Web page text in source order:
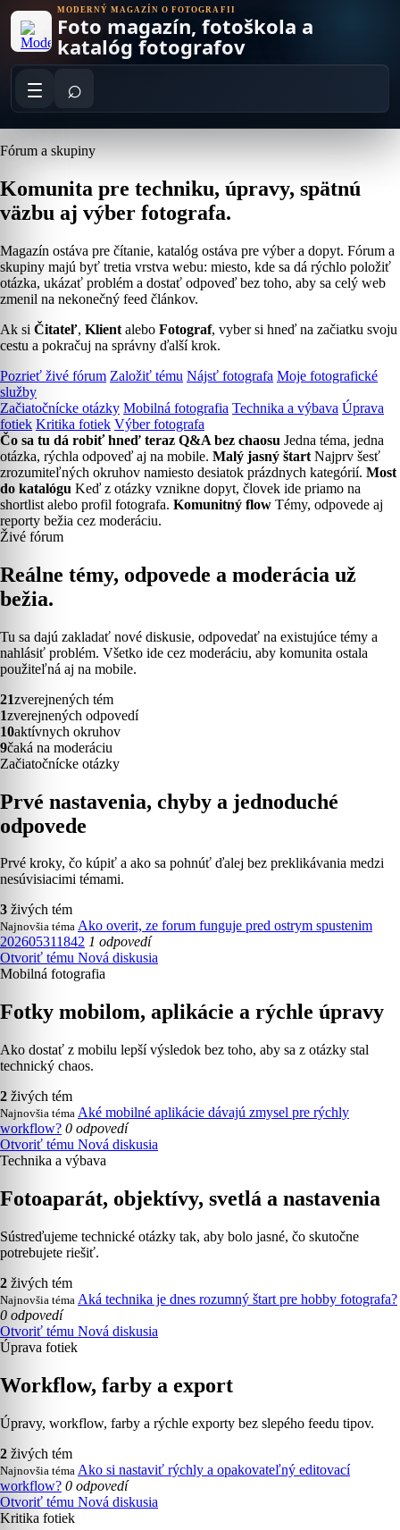
content
MODERNÝ MAGAZÍN O FOTOGRAFII
Foto magazín, fotoškola a
katalóg fotografov
⌕
Fórum a skupiny
Komunita pre techniku, úpravy, spätnú
väzbu aj výber fotografa.
Magazín ostáva pre čítanie, katalóg ostáva pre výber a dopyt. Fórum a
skupiny majú byť tretia vrstva webu: miesto, kde sa dá rýchlo položiť
otázka, ukázať problém a dostať odpoveď bez toho, aby sa celý web
zmenil na nekonečný feed článkov.
Ak si Čitateľ, Klient alebo Fotograf, vyber si hneď na začiatku svoju
cestu a pokračuj na správny ďalší krok.
Pozrieť živé fórum Založiť tému Nájsť fotografa Moje fotografické
služby
Začiatočnícke otázky Mobilná fotografia Technika a výbava Úprava
fotiek Kritika fotiek Výber fotografa
Čo sa tu dá robiť hneď teraz Q&A bez chaosu Jedna téma, jedna
otázka, rýchla odpoveď aj na mobile. Malý jasný štart Najprv šesť
zrozumiteľných okruhov namiesto desiatok prázdnych kategórií. Most
do katalógu Keď z otázky vznikne dopyt, človek ide priamo na
shortlist alebo profil fotografa. Komunitný flow Témy, odpovede aj
reporty bežia cez moderáciu.
Živé fórum
Reálne témy, odpovede a moderácia už
bežia.
Tu sa dajú zakladať nové diskusie, odpovedať na existujúce témy a
nahlásiť problém. Všetko ide cez moderáciu, aby komunita ostala
použiteľná aj na mobile.
21zverejnených tém
1zverejnených odpovedí
10aktívnych okruhov
9čaká na moderáciu
Začiatočnícke otázky
Prvé nastavenia, chyby a jednoduché
odpovede
Prvé kroky, čo kúpiť a ako sa pohnúť ďalej bez preklikávania medzi
nesúvisiacimi témami.
3 živých tém
Najnovšia téma Ako overit, ze forum funguje pred ostrym spustenim
202605311842 1 odpovedí
Otvoriť tému Nová diskusia
Mobilná fotografia
Fotky mobilom, aplikácie a rýchle úpravy
Ako dostať z mobilu lepší výsledok bez toho, aby sa z otázky stal
technický chaos.
2 živých tém
Najnovšia téma Aké mobilné aplikácie dávajú zmysel pre rýchly
workflow? 0 odpovedí
Otvoriť tému Nová diskusia
Technika a výbava
Fotoaparát, objektívy, svetlá a nastavenia
Sústreďujeme technické otázky tak, aby bolo jasné, čo skutočne
potrebujete riešiť.
2 živých tém
Najnovšia téma Aká technika je dnes rozumný štart pre hobby fotografa?
0 odpovedí
Otvoriť tému Nová diskusia
Úprava fotiek
Workflow, farby a export
Úpravy, workflow, farby a rýchle exporty bez slepého feedu tipov.
2 živých tém
Najnovšia téma Ako si nastaviť rýchly a opakovateľný editovací
workflow? 0 odpovedí
Otvoriť tému Nová diskusia
Kritika fotiek